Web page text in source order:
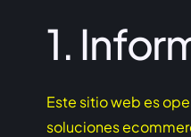
1.
Este sitio web es
soluciones